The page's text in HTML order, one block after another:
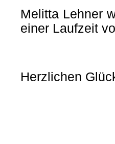
Melitta Lehner
einer Laufzeit
Herzlichen